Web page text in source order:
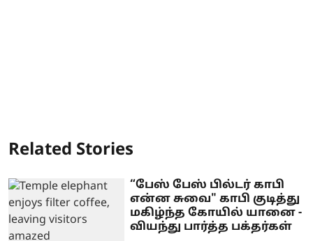
Related Stories
“பேஸ் பேஸ் பில்டர் காபி
என்ன சுவை" காபி குடித்து
மகிழ்ந்த கோயில் யானை -
வியந்து பார்த்த பக்தர்கள்